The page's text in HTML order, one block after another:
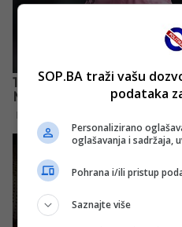
SOP.BA traži vašu
podataka
Personalizirano
oglašavanja i sadržaja,
Pohrana i/ili pristup
Saznajte više